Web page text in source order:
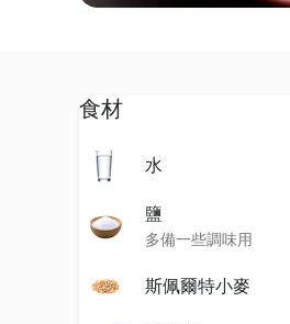
食材
水
鹽
多備一些調味用
斯佩爾特小麥